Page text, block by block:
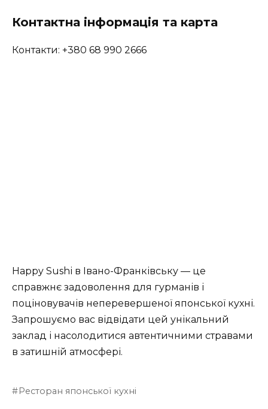
Контактна інформація та карта
Контакти: +380 68 990 2666
Happy Sushі в Івано-Франківську — це
справжнє задоволення для гурманів і
поціновувачів неперевершеної японської кухні.
Запрошуємо вас відвідати цей унікальний
заклад і насолодитися автентичними стравами
в затишній атмосфері.
Ресторан японської кухні